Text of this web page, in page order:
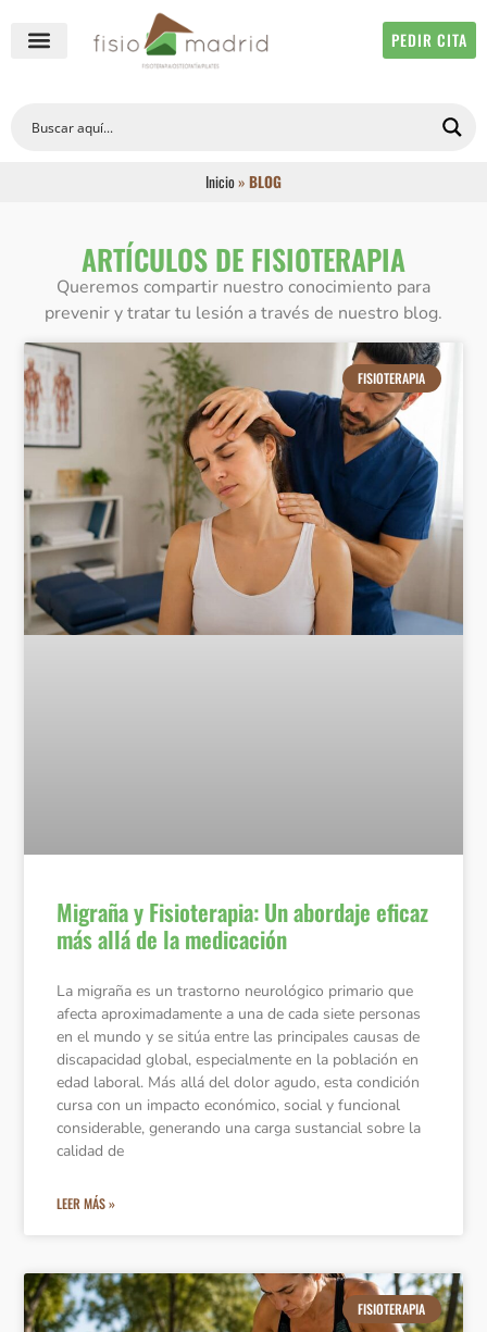
PEDIR CITA
Inicio» BLOG
ARTÍCULOS DE FISIOTERAPIA
Queremos compartir nuestro conocimiento para
prevenir y tratar tu lesión a través de nuestro blog.
FISIOTERAPIA
Migraña y Fisioterapia: Un abordaje eficaz
más allá de la medicación
La migraña es un trastorno neurológico primario que
afecta aproximadamente a una de cada siete personas
en el mundo y se sitúa entre las principales causas de
discapacidad global, especialmente en la población en
edad laboral. Más allá del dolor agudo, esta condición
cursa con un impacto económico, social y funcional
considerable, generando una carga sustancial sobre la
calidad de
LEER MÁS »
FISIOTERAPIA